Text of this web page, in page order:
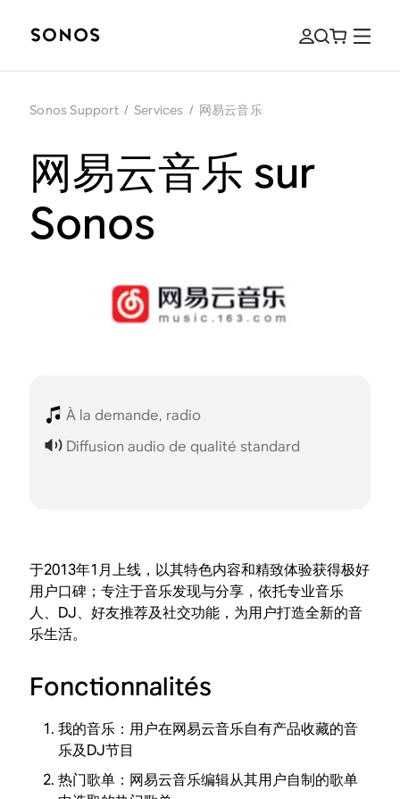
Sonos Support / Services / 网易云音乐
网易云音乐 sur
Sonos
À la demande, radio
Diffusion audio de qualité standard
于2013年1月上线，以其特色内容和精致体验获得极好
用户口碑；专注于音乐发现与分享，依托专业音乐
人、DJ、好友推荐及社交功能，为用户打造全新的音
乐生活。
Fonctionnalités
我的音乐：用户在网易云音乐自有产品收藏的音
乐及DJ节目
热门歌单：网易云音乐编辑从其用户自制的歌单